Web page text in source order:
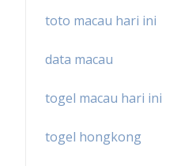
toto macau hari ini
data macau
togel macau hari ini
togel hongkong